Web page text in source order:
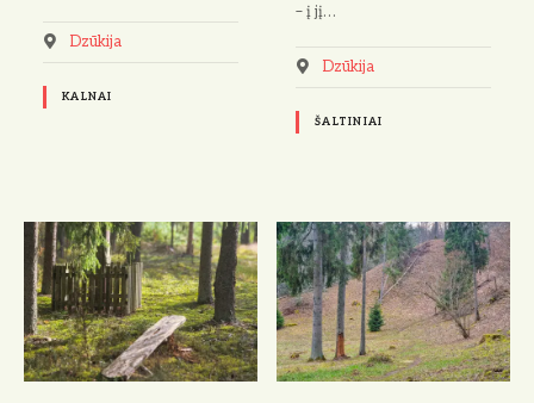
Dzūkija
KALNAI
– į jį…
Dzūkija
ŠALTINIAI